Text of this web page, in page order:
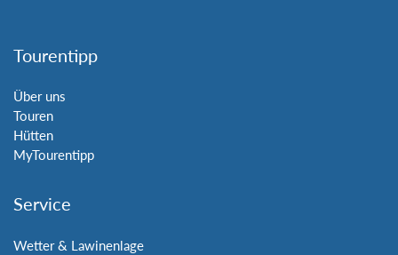
Tourentipp
Über uns
Touren
Hütten
MyTourentipp
Service
Wetter & Lawinenlage